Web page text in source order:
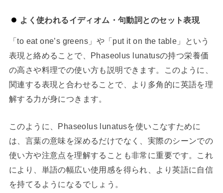
よく使われるイディオム・句動詞とのセット表現
「to eat one’s greens」や「put it on the table」という
表現と絡めることで、Phaseolus lunatusの持つ栄養価
の高さや料理での使い方も説明できます。このように、
関連する表現と合わせることで、より多角的に英語を理
解する力が身につきます。
このように、Phaseolus lunatusを使いこなすために
は、言葉の意味を深めるだけでなく、実際のシーンでの
使い方や注意点を理解することも非常に重要です。これ
により、単語の幅広い使用感を得られ、より英語に自信
を持てるようになるでしょう。